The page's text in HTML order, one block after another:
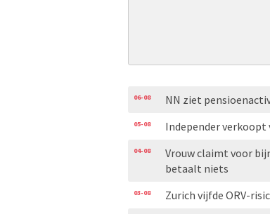
06-08 NN ziet
05-08 Independer
04-08
Vrouw claimt voor
betaalt niets
03-08 Zurich vijfde ORV-